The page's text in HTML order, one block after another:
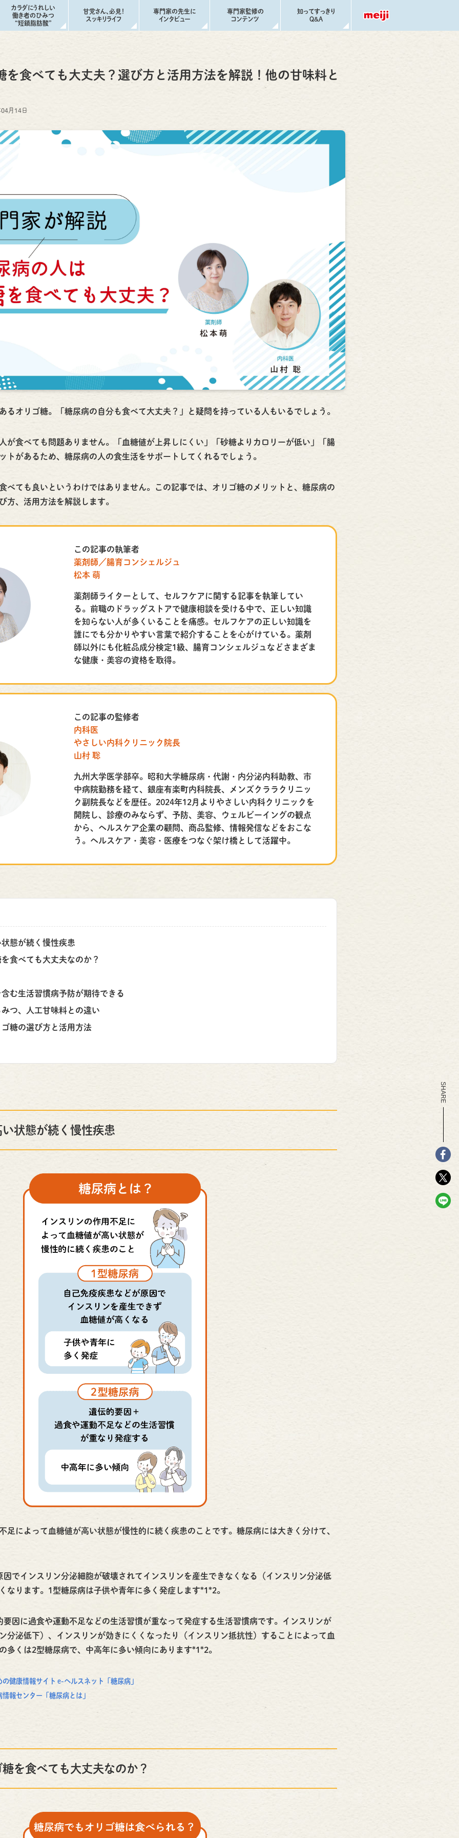
カラダにうれしい
働き者のひみつ
“短鎖脂肪酸”
甘党さん、必見！
スッキリライフ
専門家の先生に
インタビュー
専門家監修の
コンテンツ
知ってすっきり
Q&A
を食べても大丈夫？選び方と活用方法を解説！他の甘味料と
月14日
るオリゴ糖。「糖尿病の自分も食べて大丈夫？」と疑問を持っている人もいるでしょう。
が食べても問題ありません。「血糖値が上昇しにくい」「砂糖よりカロリーが低い」「腸
トがあるため、糖尿病の人の食生活をサポートしてくれるでしょう。
べても良いというわけではありません。この記事では、オリゴ糖のメリットと、糖尿病の
方、活用方法を解説します。
この記事の執筆者
薬剤師／腸育コンシェルジュ
松本 萌
薬剤師ライターとして、セルフケアに関する記事を執筆してい
る。前職のドラッグストアで健康相談を受ける中で、正しい知識
を知らない人が多くいることを痛感。セルフケアの正しい知識を
誰にでも分かりやすい言葉で紹介することを心がけている。薬剤
師以外にも化粧品成分検定1級、腸育コンシェルジュなどさまざま
な健康・美容の資格を取得。
この記事の監修者
内科医
やさしい内科クリニック院長
山村 聡
九州大学医学部卒。昭和大学糖尿病・代謝・内分泌内科助教、市
中病院勤務を経て、銀座有楽町内科院長、メンズクララクリニッ
ク副院長などを歴任。2024年12月よりやさしい内科クリニックを
開院し、診療のみならず、予防、美容、ウェルビーイングの観点
から、ヘルスケア企業の顧問、商品監修、情報発信などをおこな
う。ヘルスケア・美容・医療をつなぐ架け橋として活躍中。
態が続く慢性疾患
食べても大丈夫なのか？
む生活習慣病予防が期待できる
つ、人工甘味料との違い
糖の選び方と活用方法
状態が続く慢性疾患
足によって血糖値が高い状態が慢性的に続く疾患のことです。糖尿病には大きく分けて、
でインスリン分泌細胞が破壊されてインスリンを産生できなくなる（インスリン分泌低
なります。1型糖尿病は子供や青年に多く発症します*1*2。
因に過食や運動不足などの生活習慣が重なって発症する生活習慣病です。インスリンが
分泌低下）、インスリンが効きにくくなったり（インスリン抵抗性）することによって血
多くは2型糖尿病で、中高年に多い傾向にあります*1*2。
健康情報サイト e-ヘルスネット「糖尿病」
報センター「糖尿病とは」
を食べても大丈夫なのか？
SHARE